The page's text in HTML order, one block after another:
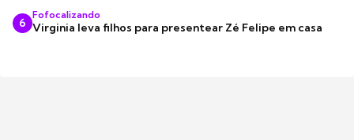
6
Fofocalizando
Virginia leva filhos para presentear Zé Felipe em casa